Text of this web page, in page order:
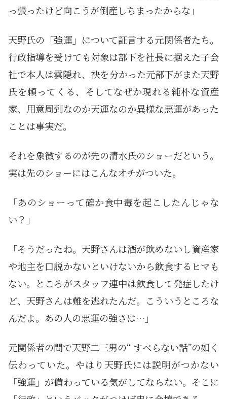
っ張ったけど向こうが倒産しちまったからな」
天野氏の「強運」について証言する元関係者たち。
行政指導を受けても対象は部下を社長に据えた子会
社で本人は雲隠れ、袂を分かった元部下がまた天野
氏を頼ってくる、そしてなぜか現れる純朴な資産
家、用意周到なのか天運なのか異様な悪運があった
ことは事実だ。
それを象徴するのが先の清水氏のショーだという。
実は先のショーにはこんなオチがついた。
「あのショーって確か食中毒を起こしたんじゃな
い？」
「そうだったね。天野さんは酒が飲めないし資産家
や地主を口説かないといけないから飲食するヒマも
ない。ところがスタッフ連中は飲食して発症したけ
ど、天野さんは難を逃れたんだ。こういうところな
んだよ。あの人の悪運の強さは…」
元関係者の間で天野二三男の“ すべらない話”の如く
伝わっていた。やはり天野氏には説明がつかない
「強運」が備わっている気がしてならない。そこに